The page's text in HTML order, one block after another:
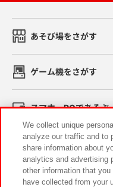
あそび場をさがす
ゲーム機をさがす
スマホ・PCであそぶ
イベント・キャンペー
We collect unique
analyze our traffic and to
share information about
analytics and advertising
other information that
have collected from your